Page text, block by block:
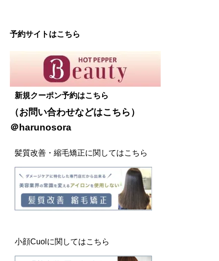
予約サイトはこちら
新規クーポン予約はこちら
（お問い合わせなどはこちら ）
＠harunosora
髪質改善・縮毛矯正に関してはこちら
小顔Cuolに関してはこちら